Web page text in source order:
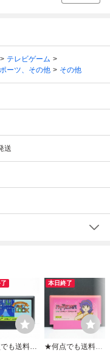
テレビゲーム
ーツ、その他 その他
送
も送料１
本日終了
★何点でも送料１